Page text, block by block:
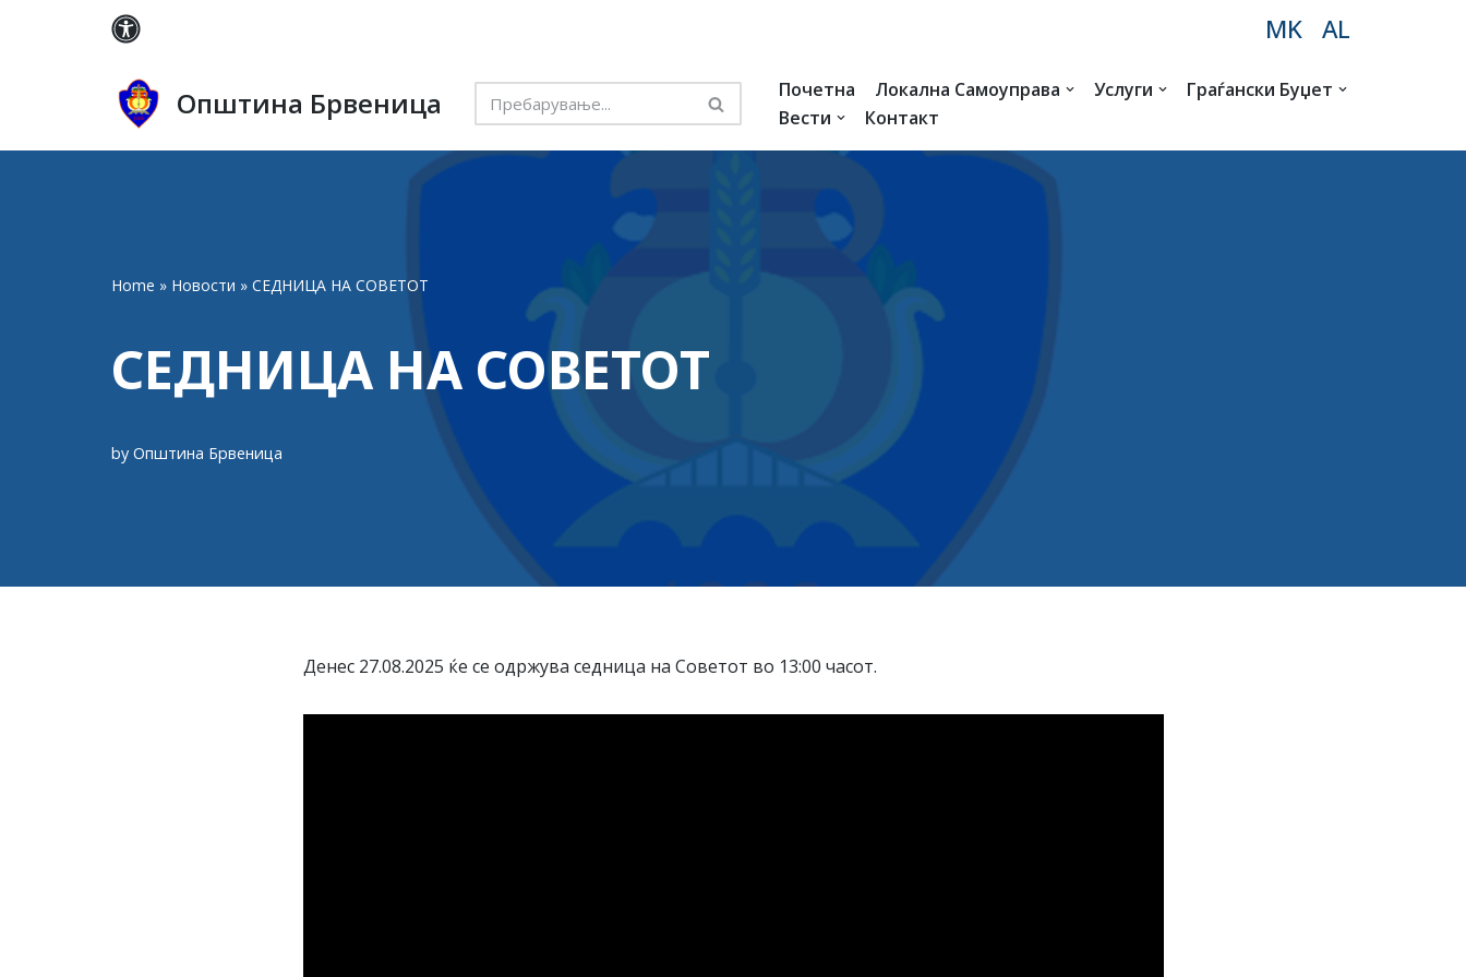
MK AL
Општина Брвеница Почетна Локална Самоуправа Услуги
Граѓански Буџет
Вести
Контакт
Home » Новости » СЕДНИЦА НА СОВЕТОТ
СЕДНИЦА НА СОВЕТОТ
by Општина Брвеница
Денес 27.08.2025 ќе се одржува седница на Советот во 13:00 часот.